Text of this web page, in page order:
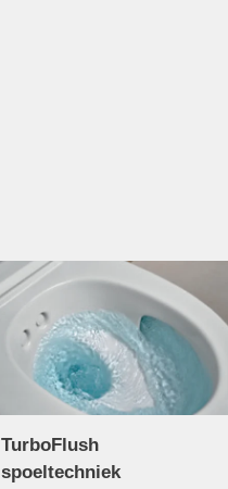
TurboFlush
spoeltechniek